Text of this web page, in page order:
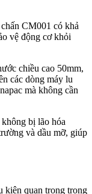
CM001 có khả
vệ động cơ khỏi
chiều cao 50mm,
các dòng máy lu
mà không cần
bị lão hóa
và dầu mỡ, giúp
kiện quan trọng trong